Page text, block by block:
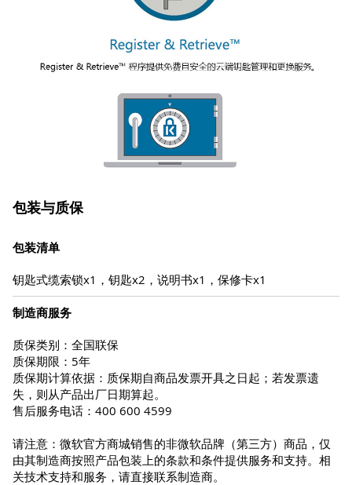
包装与质保
包装清单
钥匙式缆索锁x1，钥匙x2，说明书x1，保修卡x1
制造商服务
质保类别：全国联保
质保期限：5年
质保期计算依据：质保期自商品发票开具之日起；若发票遗
失，则从产品出厂日期算起。
售后服务电话：400 600 4599
请注意：微软官方商城销售的非微软品牌（第三方）商品，仅
由其制造商按照产品包装上的条款和条件提供服务和支持。相
关技术支持和服务，请直接联系制造商。